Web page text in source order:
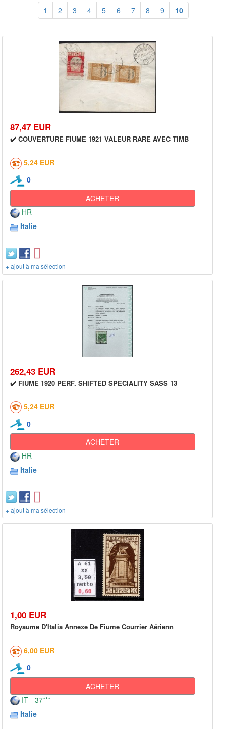
1 2 3 4 5 6 7 8 9 10
87,47 EUR
✔️ COUVERTURE FIUME 1921 VALEUR RARE AVEC TIMB
5,24 EUR
0
ACHETER
HR
Italie
+ ajout à ma sélection
262,43 EUR
✔️ FIUME 1920 PERF. SHIFTED SPECIALITY SASS 13
5,24 EUR
0
ACHETER
HR
Italie
+ ajout à ma sélection
1,00 EUR
Royaume D'Italia Annexe De Fiume Courrier Aérienn
6,00 EUR
0
ACHETER
IT - 37***
Italie